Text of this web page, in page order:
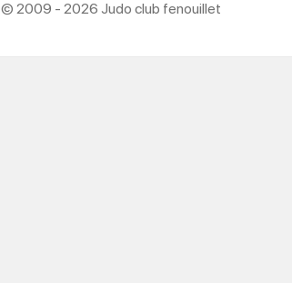
© 2009 - 2026 Judo club fenouillet